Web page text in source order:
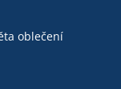
oblečení